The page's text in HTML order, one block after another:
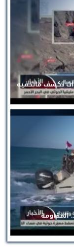
تكشف ماتخفيه
المقاومة